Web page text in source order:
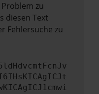
zu
diesen Text
Fehlersuche zu